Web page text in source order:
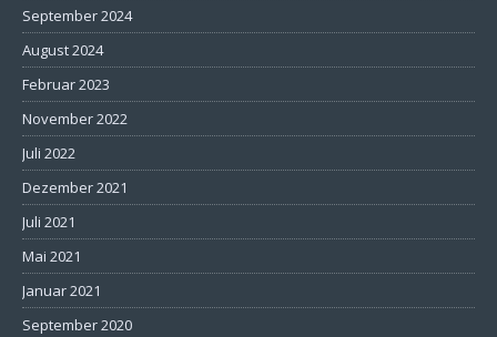
September 2024
August 2024
Februar 2023
November 2022
Juli 2022
Dezember 2021
Juli 2021
Mai 2021
Januar 2021
September 2020